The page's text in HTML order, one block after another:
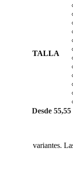
TALLA
Desde 55,55
variantes.